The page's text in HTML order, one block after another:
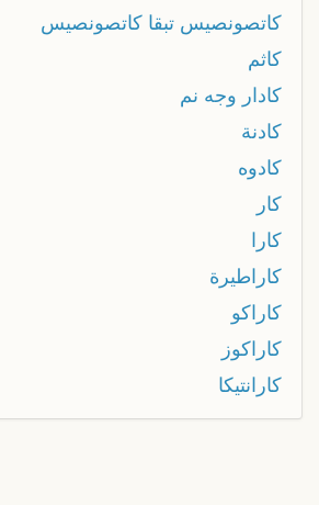
كاتصونصيس تبقا كاتصونصيس
كاثم
كادار وجه نم
كادنة
كادوه
كار
كارا
كاراطيرة
كاراكو
كاراكوز
كارانتيكا